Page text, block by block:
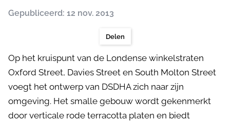
Gepubliceerd: 12 nov. 2013
Delen
Op het kruispunt van de Londense winkelstraten
Oxford Street, Davies Street en South Molton Street
voegt het ontwerp van DSDHA zich naar zijn
omgeving. Het smalle gebouw wordt gekenmerkt
door verticale rode terracotta platen en biedt